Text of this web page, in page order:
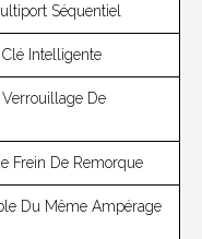
Séquentiel
Intelligente
De
Frein De Remorque
Du Même Ampérage